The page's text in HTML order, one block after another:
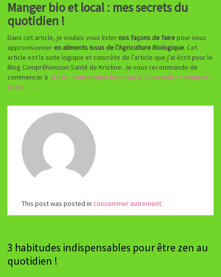
Manger bio et local : mes secrets du
quotidien !
Dans cet article, je voulais vous listernos façons de fairepour nous
approvisionner en aliments issus de l’Agriculture Biologique. Cet
article est la suite logique et concrète de l’article que j’ai écrit pour le
Blog Compréhension Santé de Kristine. Je vous recommande de
commencer à lire ici : consommer bio et local : pourquoi ? comment ?
(suite…)
This post was posted in consommer autrement
3 habitudes indispensables pour être zen au
quotidien !